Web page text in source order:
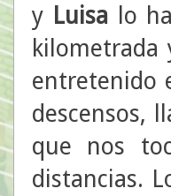
y Luisa
lo
entretenido
descensos,
que nos
distancias.